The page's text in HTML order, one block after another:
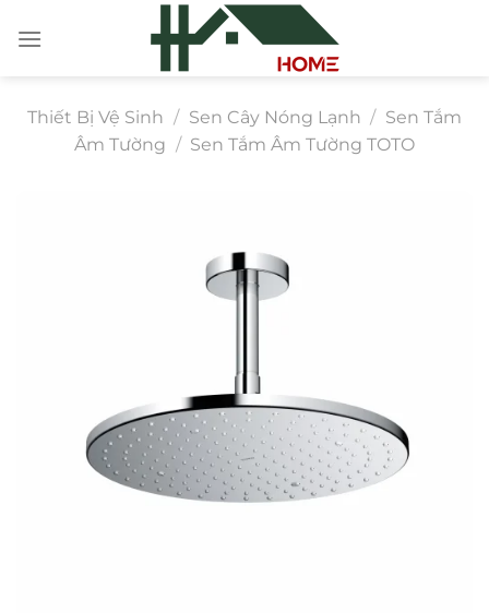
đến
Thiết Bị Vệ Sinh / Sen Cây Nóng Lạnh / Sen Tắm
Âm Tường / Sen Tắm Âm Tường TOTO